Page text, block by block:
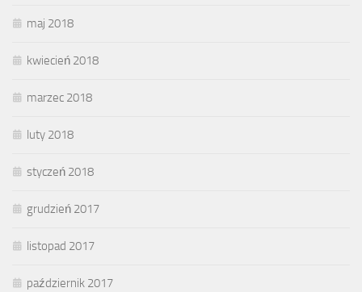
maj 2018
kwiecień 2018
marzec 2018
luty 2018
styczeń 2018
grudzień 2017
listopad 2017
październik 2017